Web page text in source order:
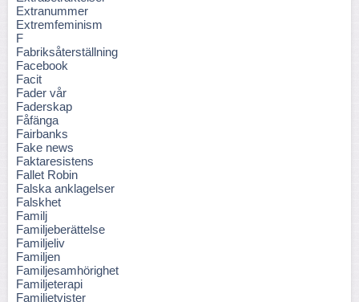
Extranummer
Extremfeminism
F
Fabriksåterställning
Facebook
Facit
Fader vår
Faderskap
Fåfänga
Fairbanks
Fake news
Faktaresistens
Fallet Robin
Falska anklagelser
Falskhet
Familj
Familjeberättelse
Familjeliv
Familjen
Familjesamhörighet
Familjeterapi
Familjetvister